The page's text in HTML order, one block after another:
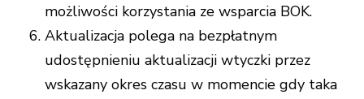
możliwości korzystania ze wsparcia BOK.
Aktualizacja polega na bezpłatnym
udostępnieniu aktualizacji wtyczki przez
wskazany okres czasu w momencie gdy taka